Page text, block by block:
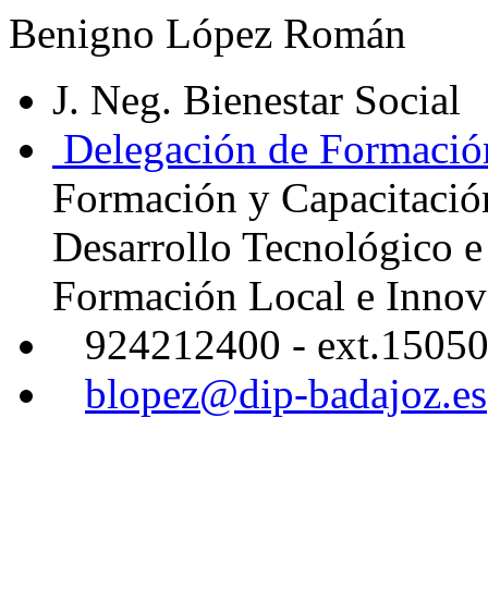
Benigno López Román
J. Neg. Bienestar Social
Delegación de
Formación y
Desarrollo Tecnológico
Formación Local e
924212400 - ext.15050
blopez@dip-badajoz.es